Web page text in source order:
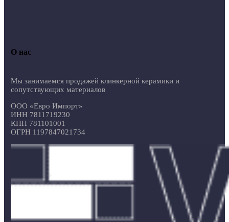
О нас
Мы занимаемся продажей клинкерной керамики и
сопутствующих материалов
ООО «Евро Импорт»
ИНН 7811719230
КПП 781101001
ОГРН 1197847021734